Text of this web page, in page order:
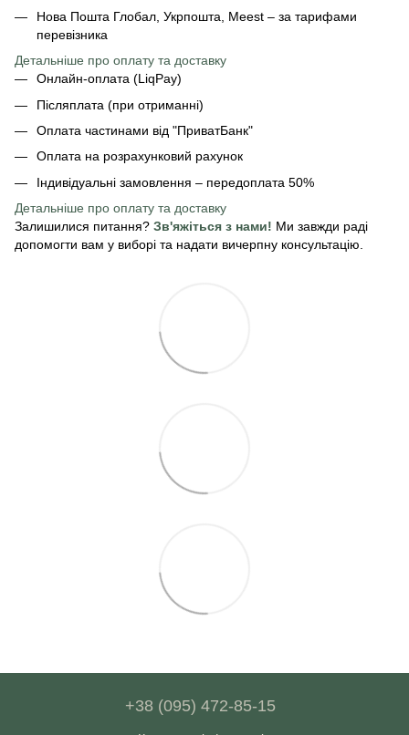
Нова Пошта Глобал, Укрпошта, Meest – за тарифами
перевізника
Детальніше про оплату та доставку
Онлайн-оплата (LiqPay)
Післяплата (при отриманні)
Оплата частинами від "ПриватБанк"
Оплата на розрахунковий рахунок
Індивідуальні замовлення – передоплата 50%
Детальніше про оплату та доставку
Залишилися питання? Зв'яжіться з нами! Ми завжди раді
допомогти вам у виборі та надати вичерпну консультацію.
+38 (095) 472-85-15